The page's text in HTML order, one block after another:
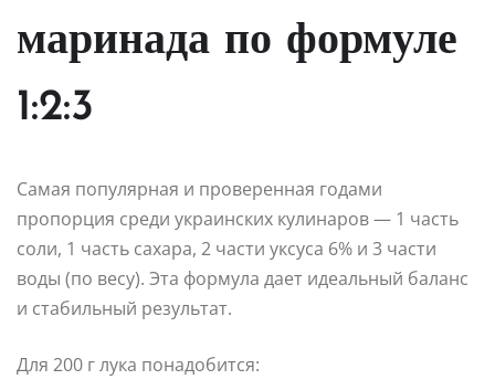
маринада по формуле
1:2:3
Самая популярная и проверенная годами
пропорция среди украинских кулинаров — 1 часть
соли, 1 часть сахара, 2 части уксуса 6% и 3 части
воды (по весу). Эта формула дает идеальный баланс
и стабильный результат.
Для 200 г лука понадобится: